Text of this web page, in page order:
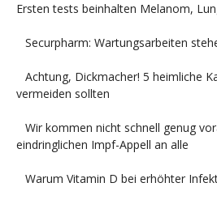
Ersten tests beinhalten Melanom,
Securpharm: Wartungsarbeiten
Achtung, Dickmacher! 5 heimliche
vermeiden sollten
Wir kommen nicht schnell genug
eindringlichen Impf-Appell an alle
Warum Vitamin D bei erhöhter